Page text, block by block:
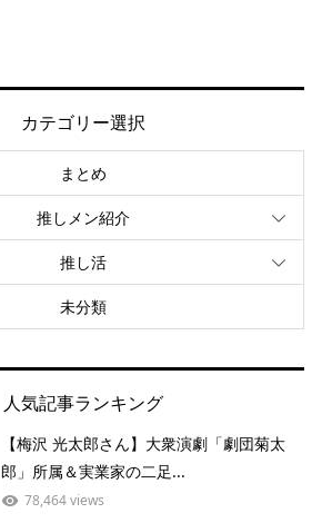
カテゴリー選択
まとめ
推しメン紹介
推し活
未分類
人気記事ランキング
【梅沢 光太郎さん】大衆演劇「劇団菊太
郎」所属＆実業家の二足...
78,464 views